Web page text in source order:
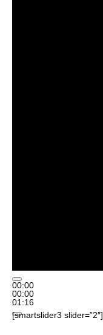
00:00
00:00
01:16
[smartslider3 slider=”2″]